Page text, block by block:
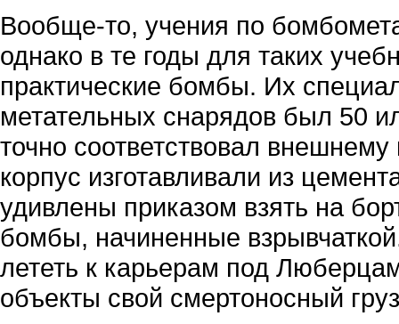
Вообще-то, учения по
однако в те годы для таких
практические бомбы. Их
метательных снарядов был 50
точно соответствовал
корпус изготавливали из
удивлены приказом взять на
бомбы, начиненные
лететь к карьерам под
объекты свой смертоносный